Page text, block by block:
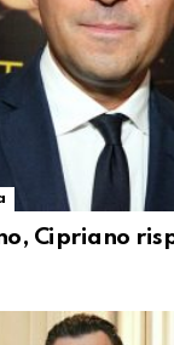
Cipriano